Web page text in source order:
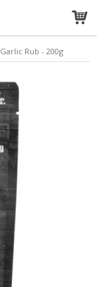
Rub - 200g